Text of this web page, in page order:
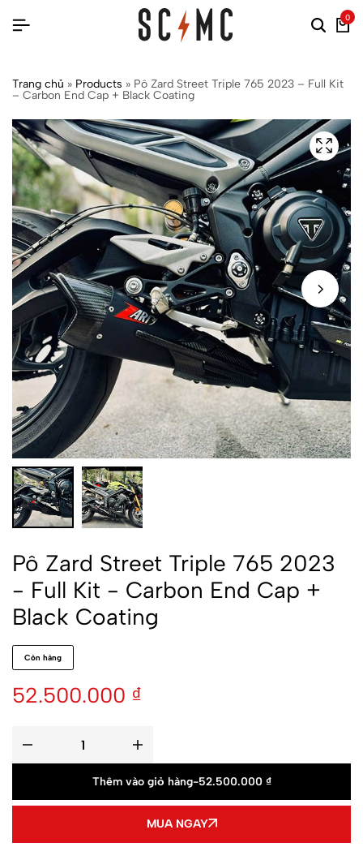
0
Trang chủ » Products » Pô Zard Street Triple 765 2023 – Full Kit
– Carbon End Cap + Black Coating
Pô Zard Street Triple 765 2023
- Full Kit - Carbon End Cap +
Black Coating
Còn hàng
52.500.000 ₫
Thêm vào giỏ hàng-52.500.000 ₫
MUA NGAY